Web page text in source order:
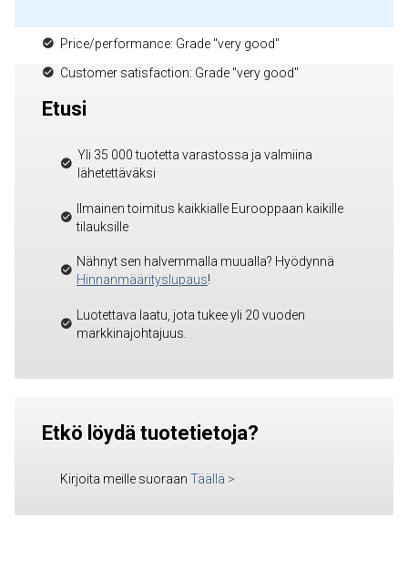
Price/performance: Grade "very good"
Customer satisfaction: Grade "very good"
Etusi
Yli 35 000 tuotetta varastossa ja valmiina
lähetettäväksi
Ilmainen toimitus kaikkialle Eurooppaan kaikille
tilauksille
Nähnyt sen halvemmalla muualla? Hyödynnä
Hinnanmäärityslupaus!
Luotettava laatu, jota tukee yli 20 vuoden
markkinajohtajuus.
Etkö löydä tuotetietoja?
Kirjoita meille suoraan Täällä >